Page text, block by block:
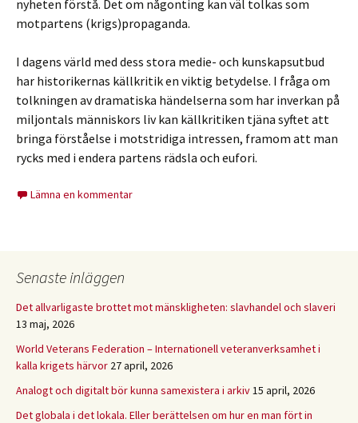
nyheten förstå. Det om någonting kan väl tolkas som
motpartens (krigs)propaganda.
I dagens värld med dess stora medie- och kunskapsutbud
har historikernas källkritik en viktig betydelse. I fråga om
tolkningen av dramatiska händelserna som har inverkan på
miljontals människors liv kan källkritiken tjäna syftet att
bringa förståelse i motstridiga intressen, framom att man
rycks med i endera partens rädsla och eufori.
Lämna en kommentar
Senaste inläggen
Det allvarligaste brottet mot mänskligheten: slavhandel och slaveri
13 maj, 2026
World Veterans Federation – Internationell veteranverksamhet i
kalla krigets härvor 27 april, 2026
Analogt och digitalt bör kunna samexistera i arkiv15 april, 2026
Det globala i det lokala. Eller berättelsen om hur en man fört in